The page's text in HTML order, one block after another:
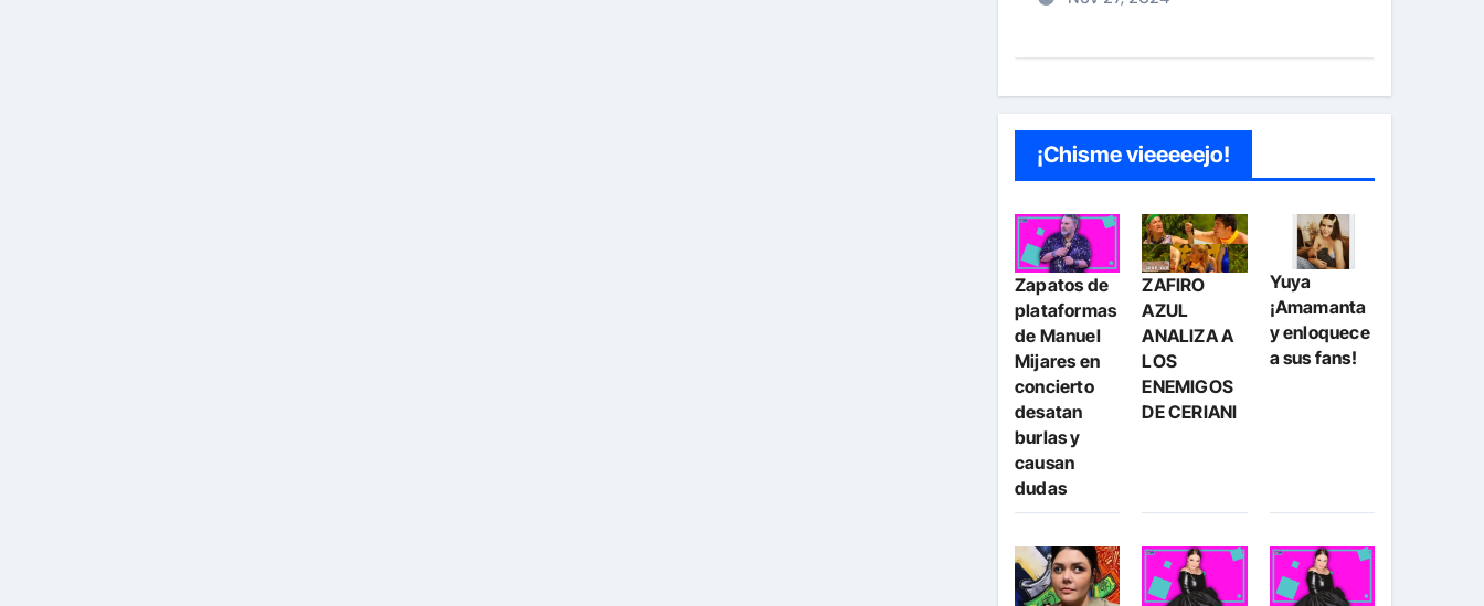
¡Chisme vieeeeejo!
Zapatos de
plataformas
de Manuel
Mijares en
concierto
desatan
burlas y
causan
dudas
ZAFIRO
AZUL
ANALIZA A
LOS
ENEMIGOS
DE CERIANI
Yuya
¡Amamanta
y enloquece
a sus fans!